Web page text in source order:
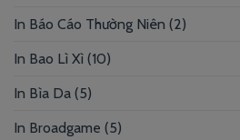
In Báo Cáo Thường Niên (2)
In Bao Lì Xì (10)
In Bìa Da (5)
In Broadgame (5)